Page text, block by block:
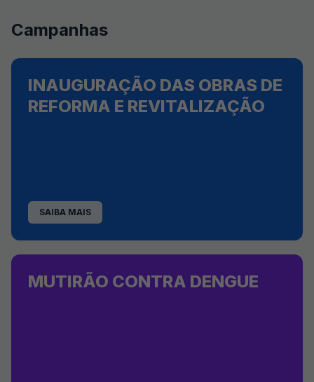
Campanhas
INAUGURAÇÃO DAS OBRAS DE
REFORMA E REVITALIZAÇÃO
SAIBA MAIS
MUTIRÃO CONTRA DENGUE